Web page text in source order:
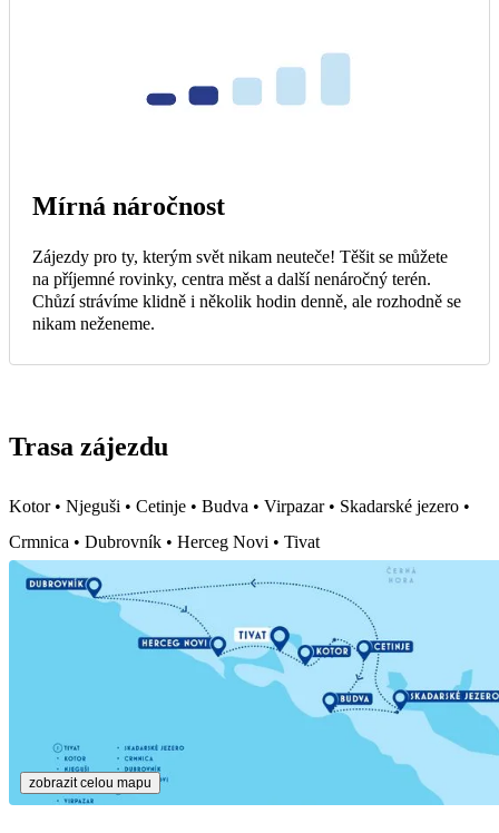
Mírná náročnost
Zájezdy pro ty, kterým svět nikam neuteče! Těšit se můžete
na příjemné rovinky, centra měst a další nenáročný terén.
Chůzí strávíme klidně i několik hodin denně, ale rozhodně se
nikam neženeme.
Trasa zájezdu
Kotor • Njeguši • Cetinje • Budva • Virpazar • Skadarské jezero •
Crmnica • Dubrovník • Herceg Novi • Tivat
zobrazit celou mapu